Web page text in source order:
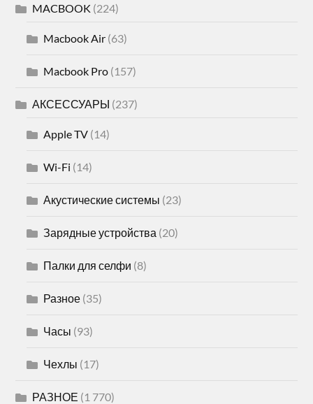
MACBOOK (224)
Macbook Air (63)
Macbook Pro (157)
АКСЕССУАРЫ (237)
Apple TV (14)
Wi-Fi (14)
Акустические системы (23)
Зарядные устройства (20)
Палки для селфи (8)
Разное (35)
Часы (93)
Чехлы (17)
РАЗНОЕ (1 770)